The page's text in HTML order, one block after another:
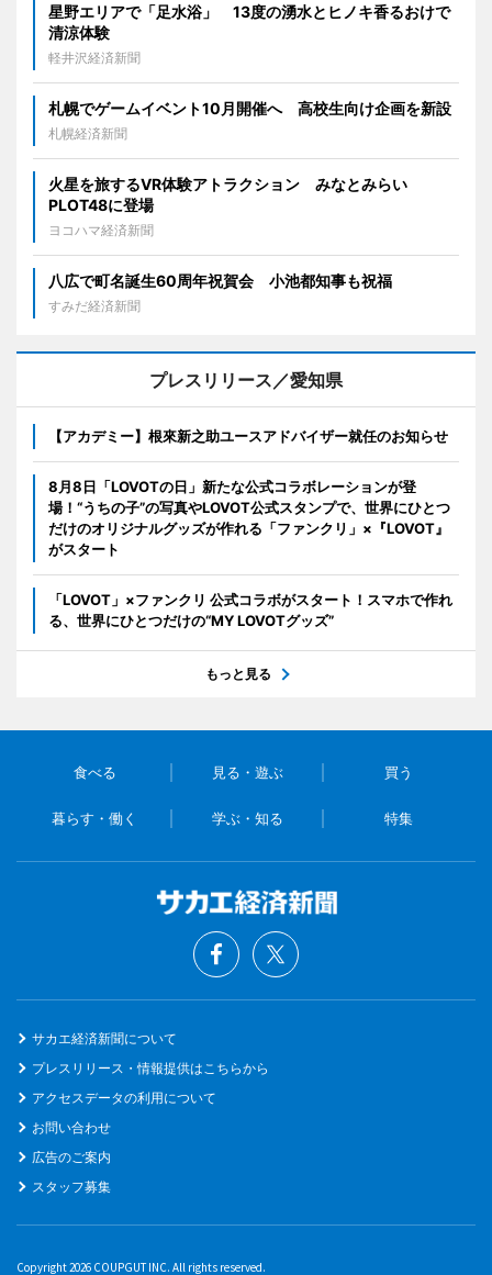
星野エリアで「足水浴」 13度の湧水とヒノキ香るおけで
清涼体験
軽井沢経済新聞
札幌でゲームイベント10月開催へ 高校生向け企画を新設
札幌経済新聞
火星を旅するVR体験アトラクション みなとみらい
PLOT48に登場
ヨコハマ経済新聞
八広で町名誕生60周年祝賀会 小池都知事も祝福
すみだ経済新聞
プレスリリース／愛知県
【アカデミー】根來新之助ユースアドバイザー就任のお知らせ
8月8日「LOVOTの日」新たな公式コラボレーションが登
場！“うちの子”の写真やLOVOT公式スタンプで、世界にひとつ
だけのオリジナルグッズが作れる「ファンクリ」×『LOVOT』
がスタート
「LOVOT」×ファンクリ 公式コラボがスタート！スマホで作れ
る、世界にひとつだけの“MY LOVOTグッズ”
もっと見る
食べる 見る・遊ぶ 買う
暮らす・働く 学ぶ・知る 特集
サカエ経済新聞について
プレスリリース・情報提供はこちらから
アクセスデータの利用について
お問い合わせ
広告のご案内
スタッフ募集
Copyright 2026 COUPGUT INC. All rights reserved.